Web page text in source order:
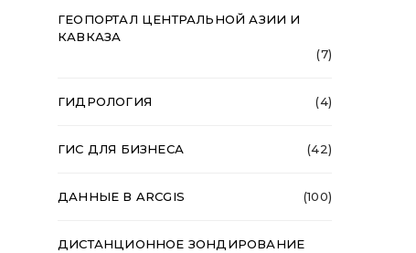
ГЕОПОРТАЛ ЦЕНТРАЛЬНОЙ АЗИИ И
КАВКАЗА
(7)
ГИДРОЛОГИЯ (4)
ГИС ДЛЯ БИЗНЕСА (42)
ДАННЫЕ В ARCGIS (100)
ДИСТАНЦИОННОЕ ЗОНДИРОВАНИЕ